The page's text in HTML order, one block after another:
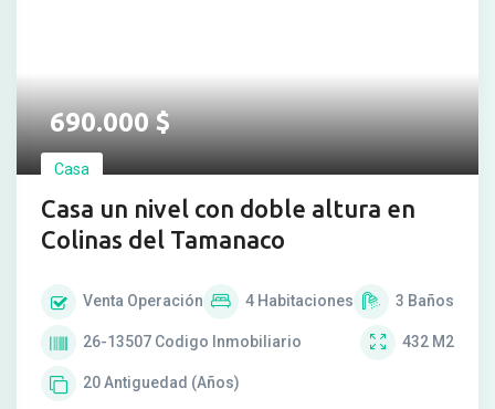
690.000$
Casa
Casa un nivel con doble altura en
Colinas del Tamanaco
Venta Operación 4 Habitaciones 3 Baños
26-13507 Codigo Inmobiliario 432 M2
20Antiguedad (Años)